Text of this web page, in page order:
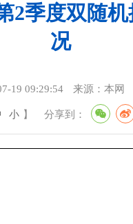
2季度双随
况
19 09:29:54 来源： 本网
小 】 分享到：